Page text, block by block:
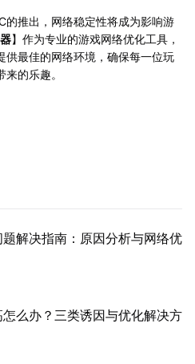
的推出，网络稳定性将成为影响游
】作为专业的游戏网络优化工具，
供最佳的网络环境，确保每一位玩
的乐趣。
解决指南：原因分析与网络优
么办？三类诱因与优化解决方